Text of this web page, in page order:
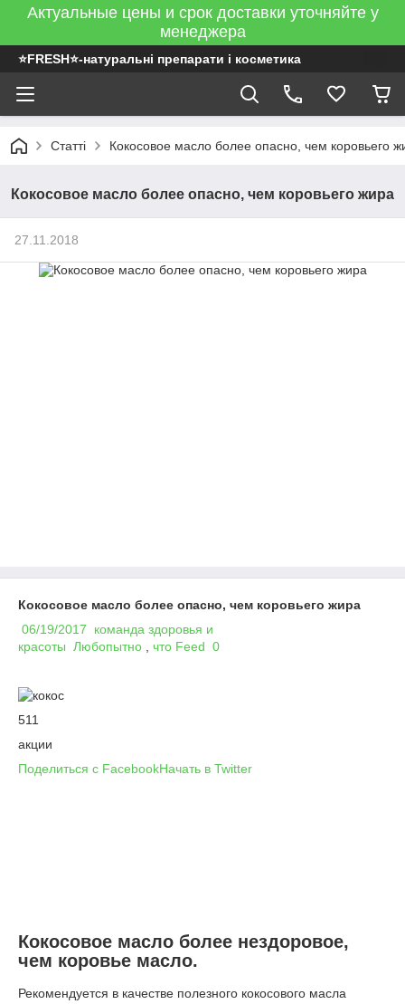
Актуальные цены и срок доставки уточняйте у
менеджера
⭐FRESH⭐-натуральні препарати і косметика
Статті Кокосовое масло более опасно, чем коровьего
Кокосовое масло более опасно, чем коровьего жира
27.11.2018
Кокосовое масло более опасно, чем коровьего жира
06/19/2017
команда здоровья и
красоты
Любопытно что Feed 0
511
акции
Поделиться с FacebookНачать в Twitter
Кокосовое масло более нездоровое,
чем коровье масло.
Рекомендуется в качестве полезного кокосового масла